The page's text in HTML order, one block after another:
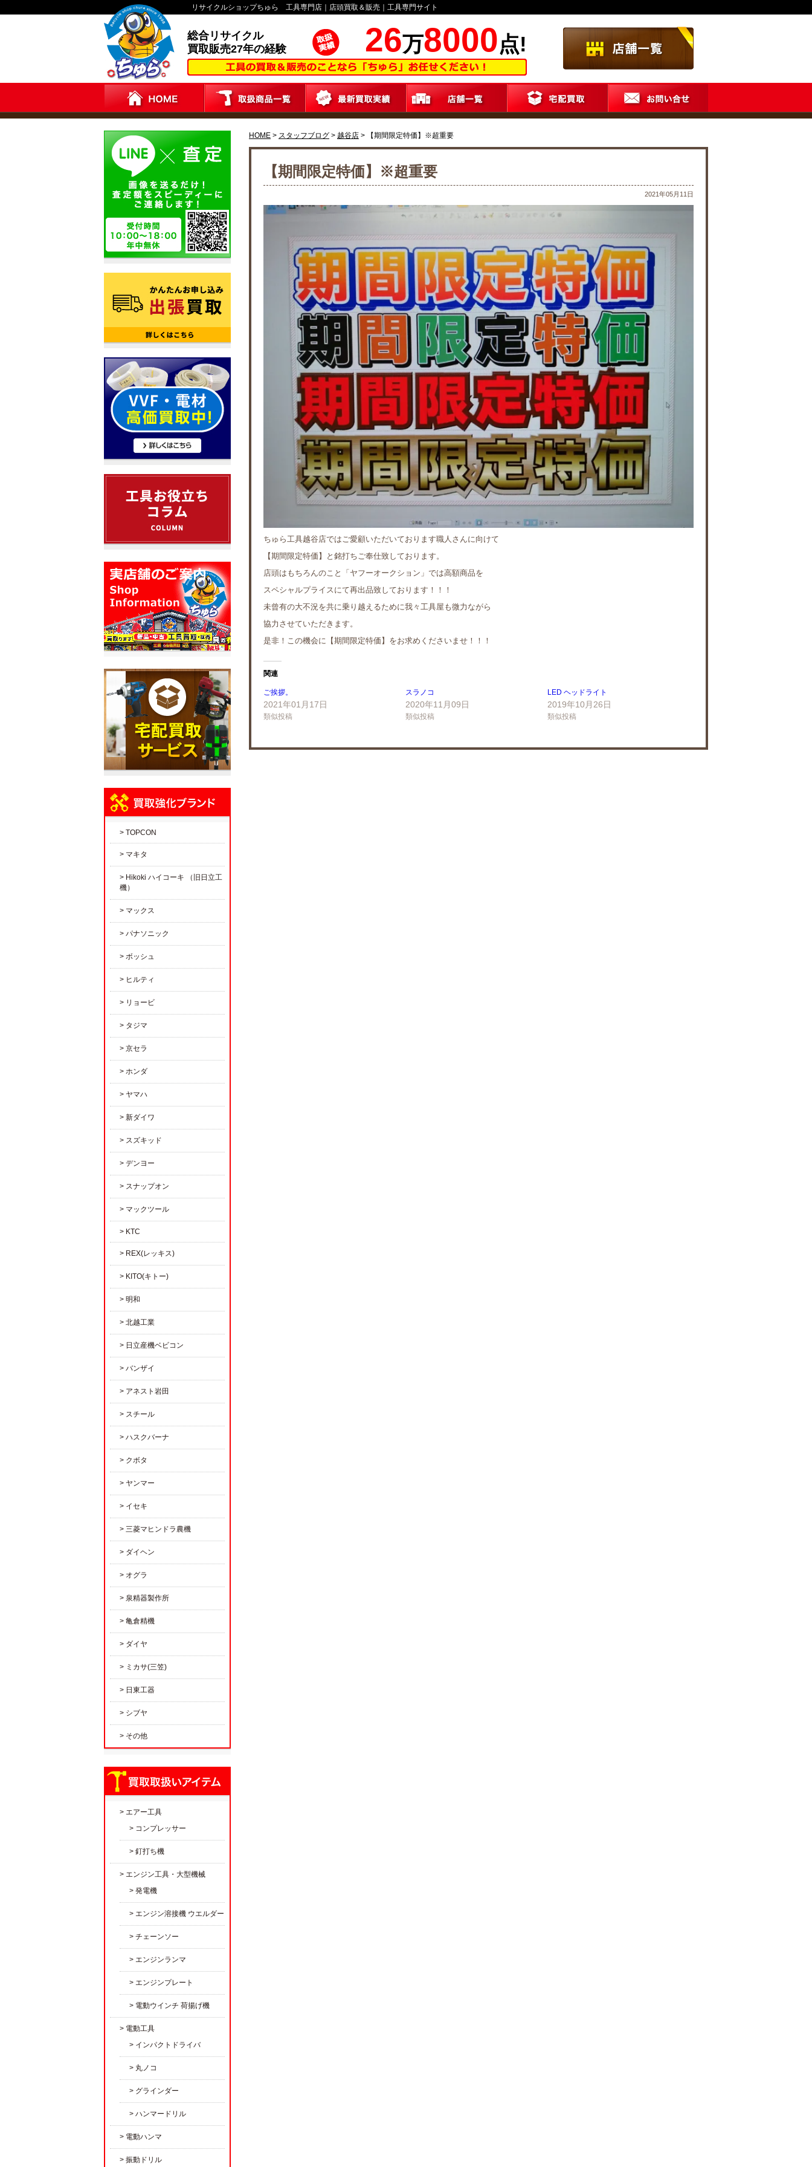
リサイクルショップちゅら 工具専門店｜店頭買取＆販売｜工具専門サイト
総合リサイクル
買取販売27年の経験
26万8000点!
HOME > スタッフブログ > 越谷店 > 【期間限定特価】※超重要
【期間限定特価】※超重要
2021年05月11日
ちゅら工具越谷店ではご愛顧いただいております職人さんに向けて
【期間限定特価】と銘打ちご奉仕致しております。
店頭はもちろんのこと「ヤフーオークション」では高額商品を
スペシャルプライスにて再出品致しております！！！
未曾有の大不況を共に乗り越えるために我々工具屋も微力ながら
協力させていただきます。
是非！この機会に【期間限定特価】をお求めくださいませ！！！
関連
ご挨拶。
2021年01月17日
類似投稿
スラノコ
2020年11月09日
類似投稿
LED ヘッドライト
2019年10月26日
類似投稿
TOPCON
マキタ
Hikoki ハイコーキ （旧日立工
機）
マックス
パナソニック
ボッシュ
ヒルティ
リョービ
タジマ
京セラ
ホンダ
ヤマハ
新ダイワ
スズキッド
デンヨー
スナップオン
マックツール
KTC
REX(レッキス)
KITO(キトー)
明和
北越工業
日立産機ベビコン
バンザイ
アネスト岩田
スチール
ハスクバーナ
クボタ
ヤンマー
イセキ
三菱マヒンドラ農機
ダイヘン
オグラ
泉精器製作所
亀倉精機
ダイヤ
ミカサ(三笠)
日東工器
シブヤ
その他
エアー工具
コンプレッサー
釘打ち機
エンジン工具・大型機械
発電機
エンジン溶接機 ウエルダー
チェーンソー
エンジンランマ
エンジンプレート
電動ウインチ 荷揚げ機
電動工具
インパクトドライバ
丸ノコ
グラインダー
ハンマードリル
電動ハンマ
振動ドリル